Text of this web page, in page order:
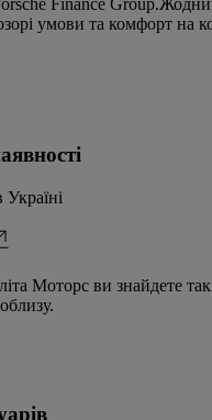
Finance
умови та комфорт на
Моторс ви знайдете